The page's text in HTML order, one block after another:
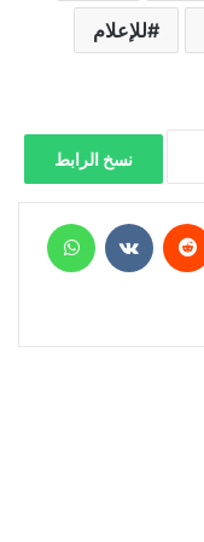
للإعلام
نسخ الرابط